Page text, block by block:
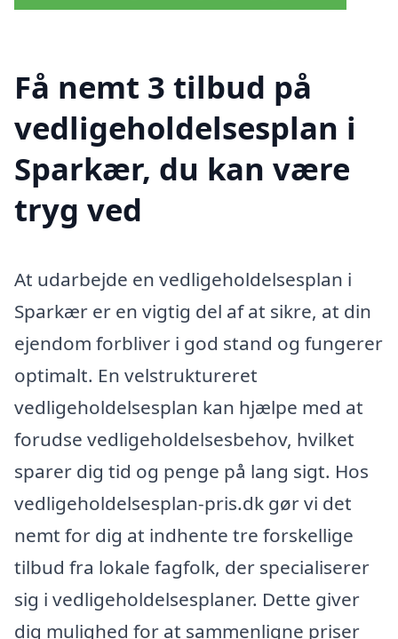
Få nemt 3 tilbud på
vedligeholdelsesplan i
Sparkær, du kan være
tryg ved
At udarbejde en vedligeholdelsesplan i
Sparkær er en vigtig del af at sikre, at din
ejendom forbliver i god stand og fungerer
optimalt. En velstruktureret
vedligeholdelsesplan kan hjælpe med at
forudse vedligeholdelsesbehov, hvilket
sparer dig tid og penge på lang sigt. Hos
vedligeholdelsesplan-pris.dk gør vi det
nemt for dig at indhente tre forskellige
tilbud fra lokale fagfolk, der specialiserer
sig i vedligeholdelsesplaner. Dette giver
dig mulighed for at sammenligne priser